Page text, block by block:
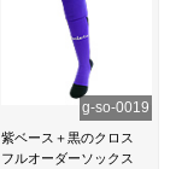
g-so-0019
紫ベース＋黒のクロス
フルオーダーソックス